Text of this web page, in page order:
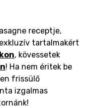
receptje,
tartalmakért
, kövessetek
! Ha nem éritek be
frissülő
izgalmas